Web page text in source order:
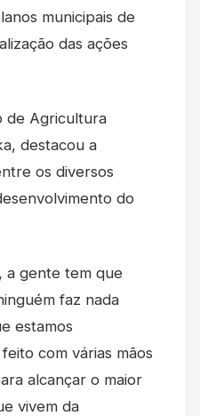
municipais de
das ações
de Agricultura
destacou a
os diversos
do
a gente tem que
faz nada
estamos
com várias mãos
alcançar o maior
vivem da